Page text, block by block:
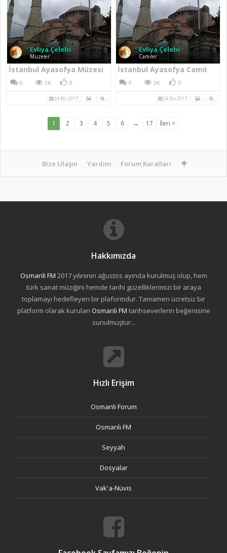
Evliya Çelebi
Müzeler
İstanbul Ayasofya Müzesi
0 3K 0
24 Eki 2017
Evliya Çelebi
Camiler
İstanbul Ayasofya Camii
0 3K 0
24 Eki 2017
1 2 3 4 5 6 → 17 İleri >
Bize Ulaşın Yardım Forum Kuralları
Hakkımızda
Osmanli FM 2017 yılınının ağustos ayında kurulmuş olup, hem
türk sanat müziğini hemde tarihi güzelliklerimizi bir araya
toplamayı hedefleyen bir plaformdur. Tamamen ücretsiz bir
platform olarak kurulan Osmanli FM tarihseverlerin beğenisine
sunulmuştur...
Hızlı Erişim
Osmanlı Forum
Osmanlı FM
Seyyah
Dosyalar
Vak'a-Nüvis